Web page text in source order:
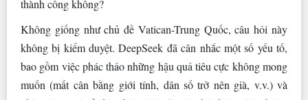
thành công không?
Không giống như chủ đề Vatican-Trung Quốc, câu hỏi này
không bị kiểm duyệt. DeepSeek đã cân nhắc một số yếu tố,
bao gồm việc phác thảo những hậu quả tiêu cực không mong
muốn (mất cân bằng giới tính, dân số trở nên già, v.v.) và